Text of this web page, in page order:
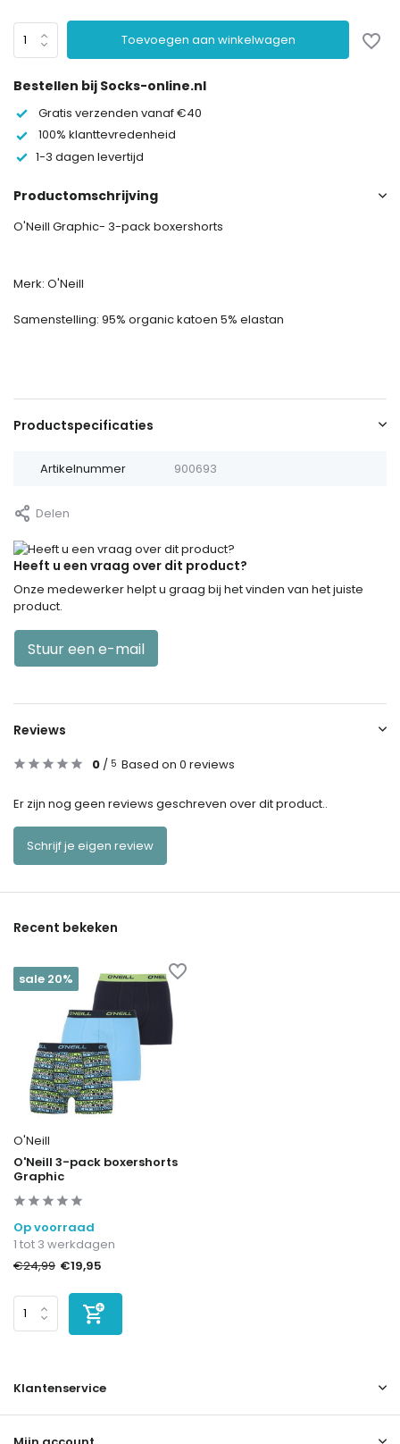
Toevoegen aan winkelwagen
Bestellen bij Socks-online.nl
Gratis verzenden vanaf €40
100% klanttevredenheid
1-3 dagen levertijd
Productomschrijving
O'Neill Graphic- 3-pack boxershorts
Merk: O'Neill
Samenstelling: 95% organic katoen 5% elastan
Productspecificaties
Artikelnummer 900693
Delen
Heeft u een vraag over dit product?
Onze medewerker helpt u graag bij het vinden van het juiste
product.
Stuur een e-mail
Reviews
0 / 5 Based on 0 reviews
Er zijn nog geen reviews geschreven over dit product..
Schrijf je eigen review
Recent bekeken
sale 20%
O'Neill
O'Neill 3-pack boxershorts
Graphic
Op voorraad
1 tot 3 werkdagen
€24,99 €19,95
Klantenservice